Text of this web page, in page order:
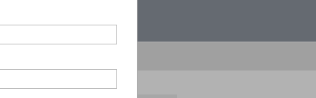
recherche d'école